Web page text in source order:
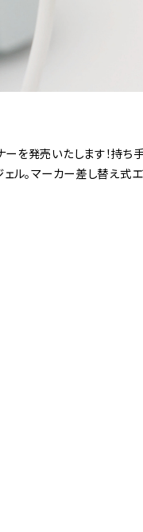
を発売いたします！持ち
ル。マーカー差し替え式